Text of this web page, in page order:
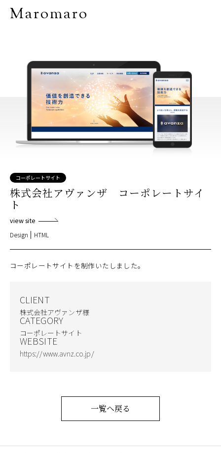
Maromaro
コーポレートサイト
株式会社アヴァンザ コーポレートサイ
ト
view site
Design HTML
コーポレートサイトを制作いたしました。
CLIENT
株式会社アヴァンザ様
CATEGORY
コーポレートサイト
WEBSITE
https://www.avnz.co.jp/
一覧へ戻る